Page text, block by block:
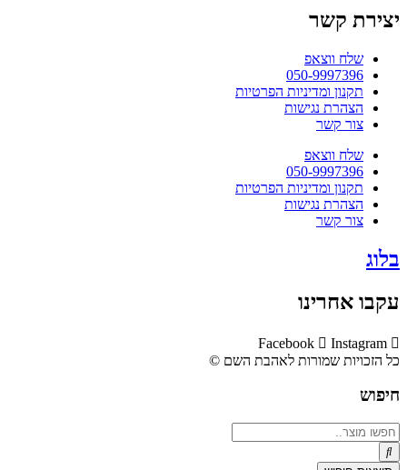
יצירת קשר
שלח ווצאפ
050-9997396
תקנון ומדיניות הפרטיות
הצהרת נגישות
צור קשר
שלח ווצאפ
050-9997396
תקנון ומדיניות הפרטיות
הצהרת נגישות
צור קשר
בלוג
עקבו אחרינו
Facebook
Instagram
כל הזכויות שמורות לאהבת השם ©​
חיפוש
Search
...